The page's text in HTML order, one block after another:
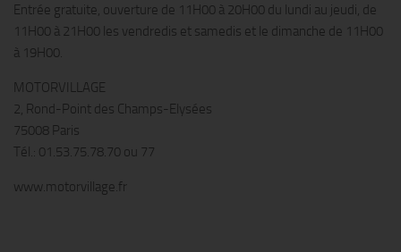
Entrée gratuite, ouverture de 11H00 à 20H00 du lundi au jeudi, de
11H00 à 21H00 les vendredis et samedis et le dimanche de 11H00
à 19H00.
MOTORVILLAGE
2, Rond-Point des Champs-Elysées
75008 Paris
Tél.: 01.53.75.78.70 ou 77
www.motorvillage.fr